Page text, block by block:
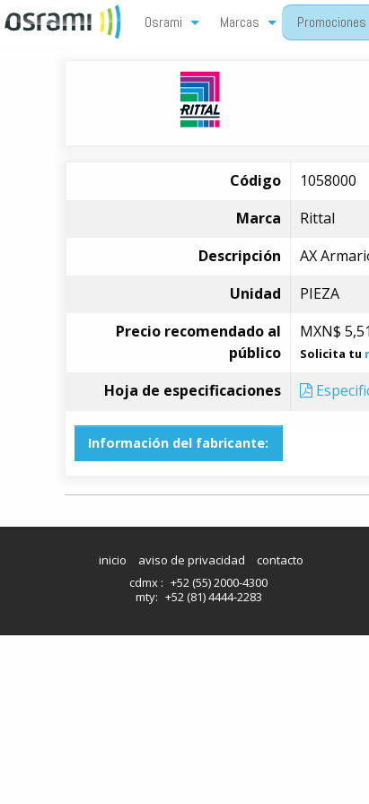
Osrami Marcas Promociones
Código
1058000
Marca
Rittal
Descripción
AX
Unidad
PIEZA
Precio recomendado al
público
MXN$
Solicita tu
Hoja de especificaciones
Información del fabricante:
inicio aviso de privacidad
contacto
cdmx : +52 (55) 2000-4300
mty: +52 (81) 4444-2283